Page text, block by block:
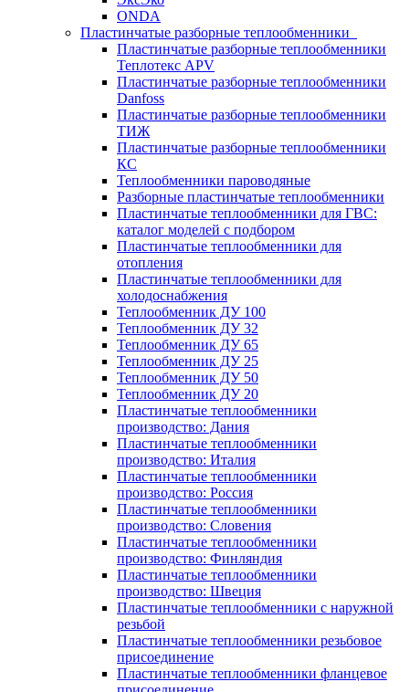
ONDA
Пластинчатые разборные теплообменники
Пластинчатые разборные теплообменники
Теплотекс APV
Пластинчатые разборные теплообменники
Danfoss
Пластинчатые разборные теплообменники
ТИЖ
Пластинчатые разборные теплообменники
КC
Теплообменники пароводяные
Разборные пластинчатые теплообменники
Пластинчатые теплообменники для ГВС:
каталог моделей с подбором
Пластинчатые теплообменники для
отопления
Пластинчатые теплообменники для
холодоснабжения
Теплообменник ДУ 100
Теплообменник ДУ 32
Теплообменник ДУ 65
Теплообменник ДУ 25
Теплообменник ДУ 50
Теплообменник ДУ 20
Пластинчатые теплообменники
производство: Дания
Пластинчатые теплообменники
производство: Италия
Пластинчатые теплообменники
производство: Россия
Пластинчатые теплообменники
производство: Словения
Пластинчатые теплообменники
производство: Финляндия
Пластинчатые теплообменники
производство: Швеция
Пластинчатые теплообменники с наружной
резьбой
Пластинчатые теплообменники резьбовое
присоединение
Пластинчатые теплообменники фланцевое